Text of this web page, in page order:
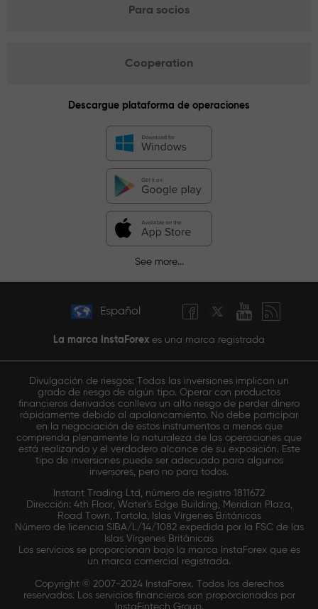
Para socios
Cooperation
Descargue plataforma de operaciones
See more...
Español
La marca InstaForex es una marca registrada
Divulgación de riesgos: Todas las inversiones implican un
grado de riesgo de algún tipo. Operar con productos
financieros derivados conlleva un alto riesgo de perder dinero
rápidamente debido al apalancamiento. No debe participar
en la negociación de estos instrumentos a menos que
comprenda plenamente la naturaleza de las operaciones que
está realizando y el verdadero alcance de su exposición. Este
tipo de inversiones puede ser adecuado para algunos
inversores, pero no para todos.
Instant Trading Ltd, número de registro 1811672
Dirección: 4th Floor, Water's Edge Building, Meridian Plaza,
Road Town, Tortola, Islas Vírgenes Británicas
Número de licencia SIBA/L/14/1082 expedida por la FSC de las
Islas Vírgenes Británicas
Los servicios se proporcionan bajo la marca InstaForex que es
un marca comercial registrada.
Copyright © 2007-2024 InstaForex. Todos los derechos
reservados. Los servicios financieros son proporcionados por
InstaFintech Group.